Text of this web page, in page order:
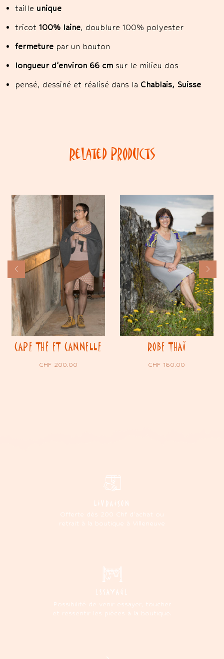
taille unique
tricot 100% laine, doublure 100% polyester
fermeture par un bouton
longueur d’environ 66 cm sur le milieu dos
pensé, dessiné et réalisé dans la Chablais, Suisse
Related Products
CAPE THÉ ET CANNELLE
CHF200.00
ROBE THAÏ
CHF 160.00
LIVRAISON
Offerte dès 200 Chf d'achat ou
retrait à la boutique à Villeneuve
ESSAYAGE
Possibilité de venir essayer, toucher
et ressentir les pièces à la boutique.